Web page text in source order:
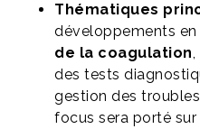
Thématiques
développements
de la coagulation,
des tests
gestion des
focus sera porté sur